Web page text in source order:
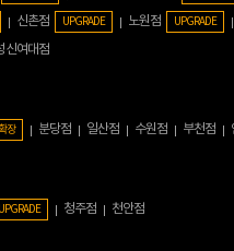
신촌점 UPGRADE 노원점 UPGRADE
신여대점
장 분당점 일산점 수원점 부천점
UPGRADE 청주점 천안점